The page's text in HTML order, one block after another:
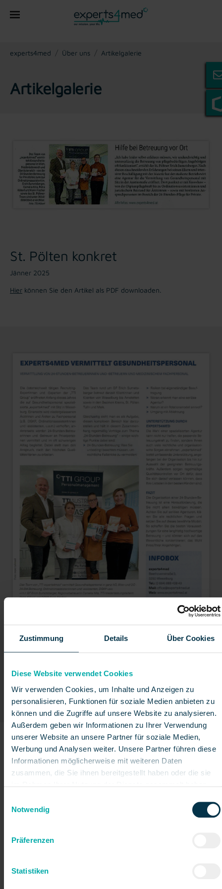
Zustimmung Details Über Cookies
Diese Website verwendet Cookies
Wir verwenden Cookies, um Inhalte und Anzeigen zu
personalisieren, Funktionen für soziale Medien anbieten zu
können und die Zugriffe auf unsere Website zu analysieren.
Außerdem geben wir Informationen zu Ihrer Verwendung
unserer Website an unsere Partner für soziale Medien,
Werbung und Analysen weiter. Unsere Partner führen diese
Informationen möglicherweise mit weiteren Daten
zusammen, die Sie ihnen bereitgestellt haben oder die sie
Notwendig
Präferenzen
Statistiken
You are here:
experts4med Über uns Artikelgalerie
Artikelgalerie
St. Pölten konkret
Jänner 2025
Hier können Sie den Artikel als PDF downloaden.
Stadtzeitung Wieselburg
Hier können Sie den Artikel als PDF downloaden.
NÖN – Niederösterreichische